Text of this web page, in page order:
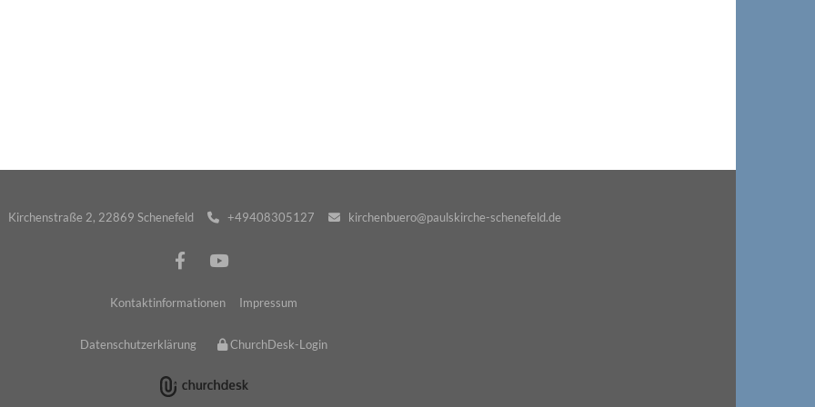
2, 22869 Schenefeld +49408305127 kirchenbuero@paulskirche-schenefeld.de
Kontaktinformationen Impressum
Datenschutzerklärung ChurchDesk-Login